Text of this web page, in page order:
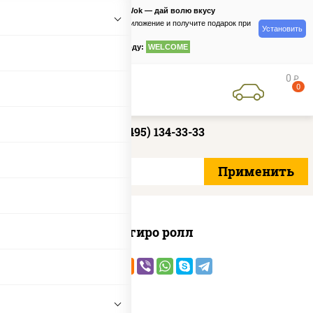
PizzaSushiWok — дай волю вкусу
Скачайте приложение и получите подарок при
по промокоду: WELCOME
Установить
0 руб
0
+7 (495) 134-33-33
Агиро ролл